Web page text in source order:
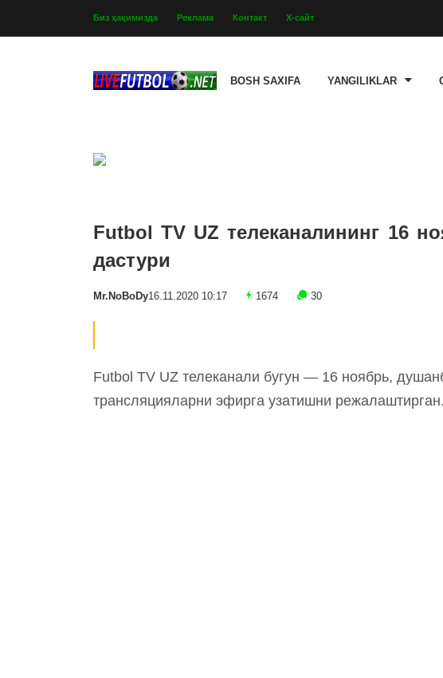
Биз ҳақимизда Реклама Контакт Х-сайт
BOSH SAXIFA YANGILIKLAR
Futbol TV UZ телеканалининг 16
дастури
Mr.NoBoDy16.11.2020 10:17 1674 30
Futbol TV UZ телеканали бугун — 16 ноябрь,
трансляцияларни эфирга узатишни режалаштирган.